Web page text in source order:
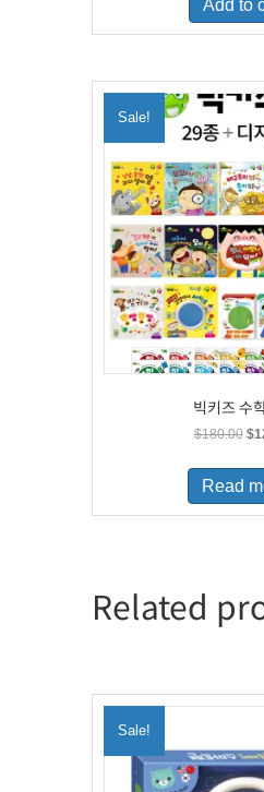
Add to
Sale!
빅키즈 수
$180.00 $
Read
Related
Sale!